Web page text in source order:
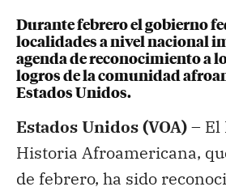
Durante febrero el gobierno
localidades a nivel nacional
agenda de reconocimiento a
logros de la comunidad
Estados Unidos.
Estados Unidos (VOA) – El
Historia Afroamericana,
de febrero, ha sido